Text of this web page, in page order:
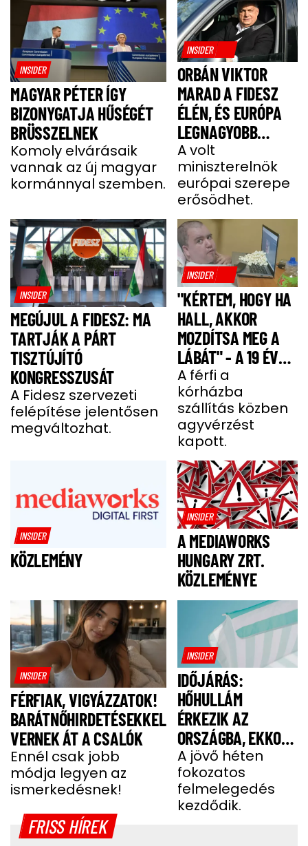
INSIDER
MAGYAR PÉTER ÍGY
BIZONYGATJA HŰSÉGÉT
BRÜSSZELNEK
Komoly elvárásaik
vannak az új magyar
kormánnyal szemben.
INSIDER
ORBÁN VIKTOR
MARAD A FIDESZ
ÉLÉN, ÉS EURÓPA
LEGNAGYOBB
JOBBOLDALI
SZÖVETSÉGÉT
ÉPÍTI TOVÁBB
A volt
miniszterelnök
európai szerepe
erősödhet.
INSIDER
MEGÚJUL A FIDESZ: MA
TARTJÁK A PÁRT
TISZTÚJÍTÓ
KONGRESSZUSÁT
A Fidesz szervezeti
felépítése jelentősen
megváltozhat.
INSIDER
"KÉRTEM, HOGY HA
HALL, AKKOR
MOZDÍTSA MEG A
LÁBÁT" - A 19 ÉVES
BENCE HÓNAPOKIG
KÓMÁBAN FEKÜDT
A BALESETE UTÁN
A férfi a
kórházba
szállítás közben
agyvérzést
kapott.
INSIDER
KÖZLEMÉNY
INSIDER
A MEDIAWORKS
HUNGARY ZRT.
KÖZLEMÉNYE
INSIDER
FÉRFIAK, VIGYÁZZATOK!
BARÁTNŐHIRDETÉSEKKEL
VERNEK ÁT A CSALÓK
Ennél csak jobb
módja legyen az
ismerkedésnek!
INSIDER
IDŐJÁRÁS:
HŐHULLÁM
ÉRKEZIK AZ
ORSZÁGBA, EKKOR
ÉR IDE
A jövő héten
fokozatos
felmelegedés
kezdődik.
FRISS HÍREK